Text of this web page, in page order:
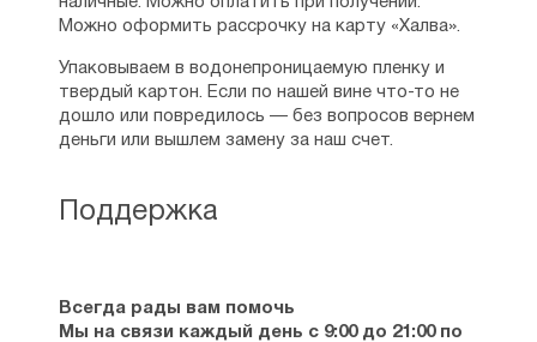
Поддержка
Всегда рады вам помочь
Мы на связи каждый день с 9:00 до 21:00 по
Можно оформить рассрочку на карту «Халва».
Упаковываем в водонепроницаемую пленку и
твердый картон. Если по нашей вине что-то не
дошло или повредилось — без вопросов вернем
деньги или вышлем замену за наш счет.